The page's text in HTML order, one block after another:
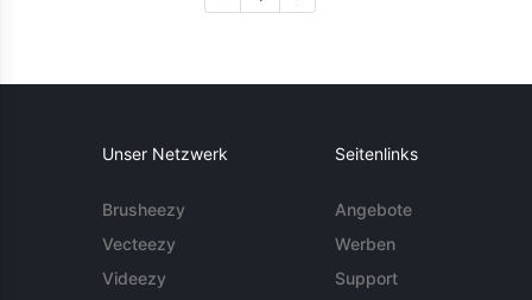
Unser Netzwerk
Brusheezy
Vecteezy
Videezy
Seitenlinks
Angebote
Werben
Support